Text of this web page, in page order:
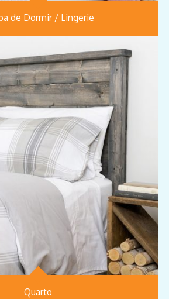
de Dormir / Lingerie
Quarto